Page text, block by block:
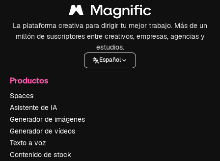
La plataforma creativa para dirigir tu mejor trabajo. Más de un
millón de suscriptores entre creativos, empresas, agencias y
estudios.
Español
Productos
Spaces
Asistente de IA
Generador de imágenes
Generador de vídeos
Texto a voz
Contenido de stock